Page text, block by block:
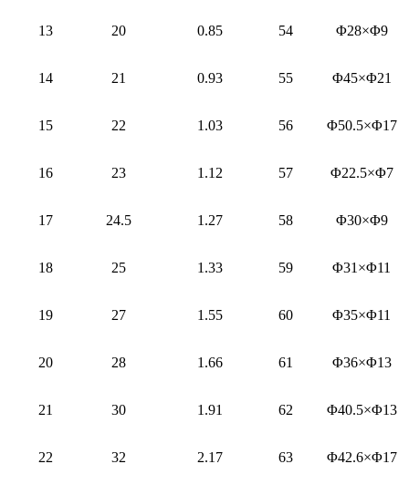
13 20 0.85 54 Φ28×Φ9
14 21 0.93 55 Φ45×Φ21
15 22 1.03 56 Φ50.5×Φ17
16 23 1.12 57 Φ22.5×Φ7
17 24.5 1.27 58 Φ30×Φ9
18 25 1.33 59 Φ31×Φ11
19 27 1.55 60 Φ35×Φ11
20 28 1.66 61 Φ36×Φ13
21 30 1.91 62 Φ40.5×Φ13
22 32 2.17 63 Φ42.6×Φ17